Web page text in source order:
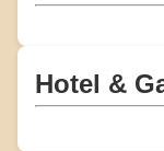
Hotel &